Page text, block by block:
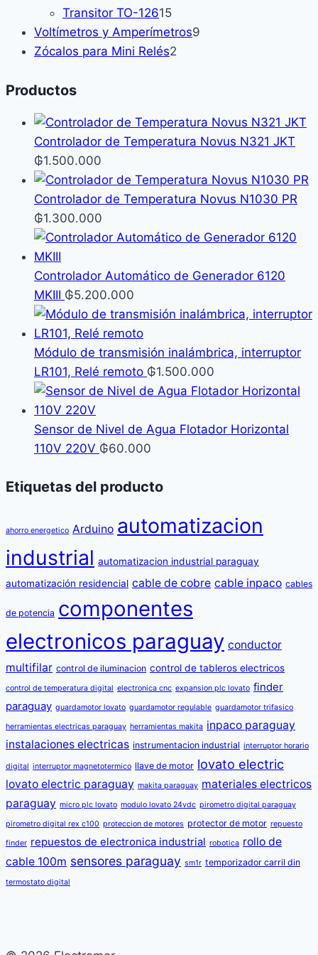
productos
Transitor TO-1261515
productos
Voltímetros y Amperímetros9
Zócalos para Mini Relés2
Productos
Controlador de Temperatura Novus N321 JKT
₲1.500.000
Controlador de Temperatura Novus N1030 PR
₲1.300.000
Controlador Automático de Generador 6120
MKIII ₲5.200.000
Módulo de transmisión inalámbrica, interruptor
LR101, Relé remoto ₲1.500.000
Sensor de Nivel de Agua Flotador Horizontal
110V 220V ₲60.000
Etiquetas del producto
ahorro energetico Arduino automatizacion
industrial automatizacion industrial paraguay
automatización residencial cable de cobre cable inpaco cables
de potencia componentes
electronicos paraguay conductor
multifilar control de iluminacion control de tableros electricos
control de temperatura digital electronica cnc expansion plc lovato finder
paraguay guardamotor lovato guardamotor regulable guardamotor trifasico
herramientas electricas paraguay herramientas makita inpaco paraguay
instalaciones electricas instrumentacion industrial interruptor horario
digital interruptor magnetotermico llave de motor lovato electric
lovato electric paraguay makita paraguay materiales electricos
paraguay micro plc lovato modulo lovato 24vdc pirometro digital paraguay
pirometro digital rex c100 proteccion de motores protector de motor repuesto
finder repuestos de electronica industrial robotica rollo de
cable 100m sensores paraguay sm1r temporizador carril din
termostato digital